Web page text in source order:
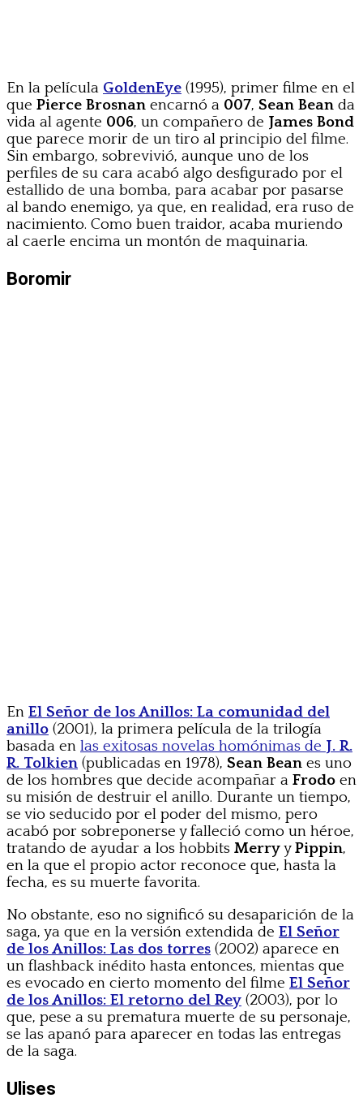
En la película GoldenEye (1995), primer filme en el
que Pierce Brosnan encarnó a 007, Sean Bean da
vida al agente 006, un compañero de James Bond
que parece morir de un tiro al principio del filme.
Sin embargo, sobrevivió, aunque uno de los
perfiles de su cara acabó algo desfigurado por el
estallido de una bomba, para acabar por pasarse
al bando enemigo, ya que, en realidad, era ruso de
nacimiento. Como buen traidor, acaba muriendo
al caerle encima un montón de maquinaria.
Boromir
En El Señor de los Anillos: La comunidad del
anillo (2001), la primera película de la trilogía
basada en las exitosas novelas homónimas de J. R.
R. Tolkien (publicadas en 1978), Sean Bean es uno
de los hombres que decide acompañar a Frodo en
su misión de destruir el anillo. Durante un tiempo,
se vio seducido por el poder del mismo, pero
acabó por sobreponerse y falleció como un héroe,
tratando de ayudar a los hobbits MerryyPippin,
en la que el propio actor reconoce que, hasta la
fecha, es su muerte favorita.
No obstante, eso no significó su desaparición de la
saga, ya que en la versión extendida de El Señor
de los Anillos: Las dos torres (2002) aparece en
un flashback inédito hasta entonces, mientas que
es evocado en cierto momento del filme El Señor
de los Anillos: El retorno del Rey (2003), por lo
que, pese a su prematura muerte de su personaje,
se las apanó para aparecer en todas las entregas
de la saga.
Ulises